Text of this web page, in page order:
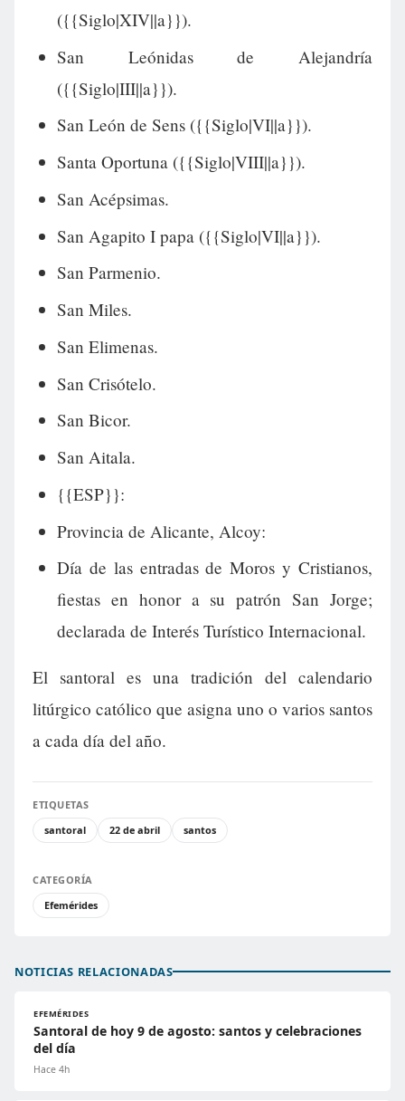
({{Siglo|XIV||a}}).
San Leónidas de Alejandría
({{Siglo|III||a}}).
San León de Sens ({{Siglo|VI||a}}).
Santa Oportuna ({{Siglo|VIII||a}}).
San Acépsimas.
San Agapito I papa ({{Siglo|VI||a}}).
San Parmenio.
San Miles.
San Elimenas.
San Crisótelo.
San Bicor.
San Aitala.
{{ESP}}:
Provincia de Alicante, Alcoy:
Día de las entradas de Moros y Cristianos,
fiestas en honor a su patrón San Jorge;
declarada de Interés Turístico Internacional.
El santoral es una tradición del calendario
litúrgico católico que asigna uno o varios santos
a cada día del año.
ETIQUETAS
santoral
22 de abril santos
CATEGORÍA
Efemérides
NOTICIAS RELACIONADAS
EFEMÉRIDES
Santoral de hoy 9 de agosto: santos y celebraciones
del día
Hace 4h